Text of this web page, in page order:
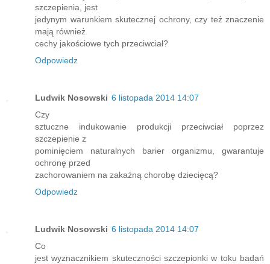
szczepienia, jest
jedynym warunkiem skutecznej ochrony, czy też znaczenie
mają również
cechy jakościowe tych przeciwciał?
Odpowiedz
Ludwik Nosowski 6 listopada 2014 14:07
Czy
sztuczne indukowanie produkcji przeciwciał poprzez
szczepienie z
pominięciem naturalnych barier organizmu, gwarantuje
ochronę przed
zachorowaniem na zakaźną chorobę dziecięcą?
Odpowiedz
Ludwik Nosowski 6 listopada 2014 14:07
Co
jest wyznacznikiem skuteczności szczepionki w toku badań